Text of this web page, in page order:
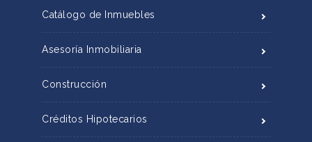
Catálogo de Inmuebles
Asesoría Inmobiliaria
Construcción
Créditos Hipotecarios